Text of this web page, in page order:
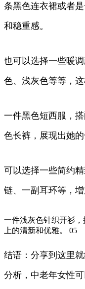
条黑色连衣裙或者
和稳重感。
也可以选择一些暖
色、浅灰色等等，
一件黑色短西服，
色长裤，展现出她的
可以选择一些简约
链、一副耳环等，
一件浅灰色针织开衫
上的清新和优雅。 05
结语：分享到这里
分析，中老年女性